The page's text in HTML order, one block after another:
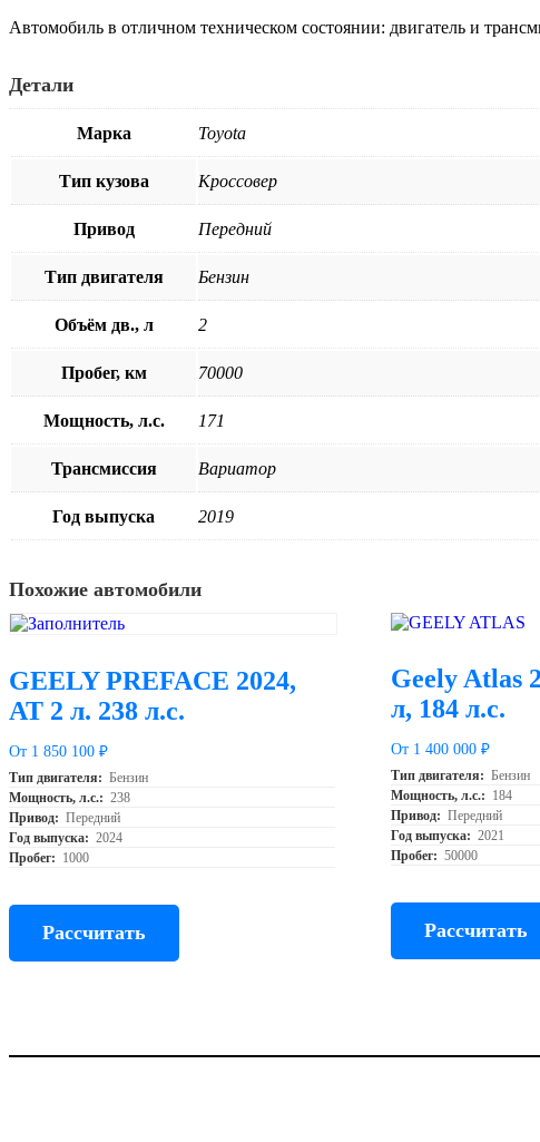
Автомобиль в отличном техническом состоянии: двигатель и
Детали
Марка Toyota
Тип кузова Кроссовер
Привод Передний
Тип двигателя Бензин
Объём дв., л 2
Пробег, км 70000
Мощность, л.с. 171
Трансмиссия Вариатор
Год выпуска 2019
Похожие автомобили
GEELY PREFACE 2024,
AT 2 л. 238 л.с.
От 1 850 100 ₽
Тип двигателя: Бензин
Мощность, л.с.: 238
Привод: Передний
Год выпуска: 2024
Пробег: 1000
Рассчитать
Geely Atlas
л, 184 л.с.
От 1 400 000 ₽
Тип двигателя: Бензин
Мощность, л.с.: 184
Привод: Передний
Год выпуска: 2021
Пробег: 50000
Рассчитать